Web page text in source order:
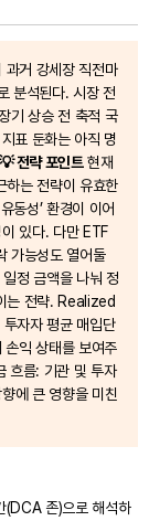
과거 강세장 직전마
분석된다. 시장 전
기 상승 전 축적 국
표 둔화는 아직 명
💡 전략 포인트현재
하는 전략이 유효한
동성’ 환경이 이어
있다. 다만 ETF
가능성도 열어둘
정 금액을 나눠 정
는 전략. Realized
자자 평균 매입단
익 상태를 보여주
흐름: 기관 및 투자
에 큰 영향을 미친
(DCA 존)으로 해석하